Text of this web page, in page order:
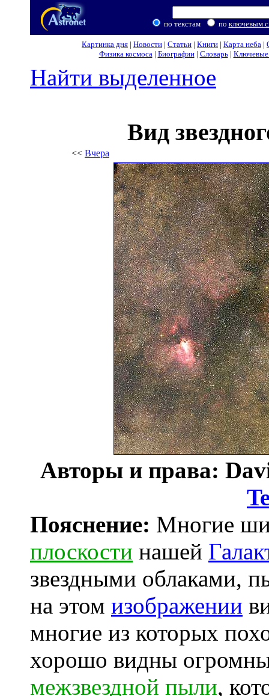
по текстам по ключевым
Картинка дня | Новости | Статьи | Книги | Карта неба |
Физика космоса| Биографии| Словарь| Ключевые
Найти выделенное
Вид
<< Вчера
Авторы и права:
Пояснение: Многие
плоскости нашей
звездными облаками,
на этом изображении
многие из которых
хорошо видны
межзвездной пыли,